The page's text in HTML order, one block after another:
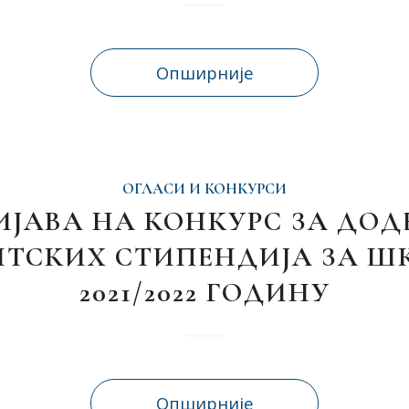
Опширније
ОГЛАСИ И КОНКУРСИ
НА КОНКУРС ЗА
СТИПЕНДИЈА ЗА
2021/2022 ГОДИНУ
Опширније